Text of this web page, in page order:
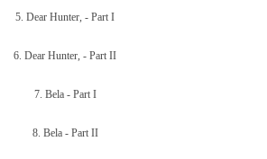
5. Dear Hunter, - Part I
6. Dear Hunter, - Part II
7. Bela - Part I
8. Bela - Part II